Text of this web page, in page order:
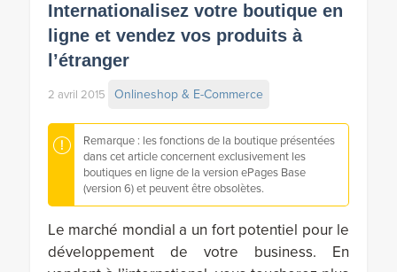
Internationalisez votre boutique en
ligne et vendez vos produits à
l’étranger
2 avril 2015 Onlineshop & E-Commerce
Remarque : les fonctions de la boutique présentées
dans cet article concernent exclusivement les
boutiques en ligne de la version ePages Base
(version 6) et peuvent être obsolètes.
Le marché mondial a un fort potentiel pour le
développement de votre business. En